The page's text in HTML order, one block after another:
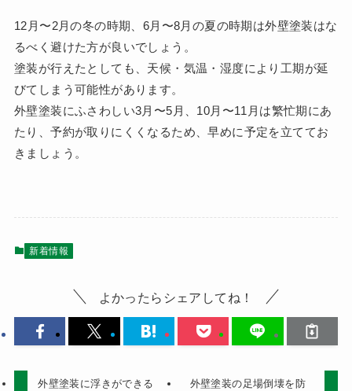
12月〜2月の冬の時期、6月〜8月の夏の時期は外壁塗装はな
るべく避けた方が良いでしょう。
塗装が行えたとしても、天候・気温・湿度により工期が延
びてしまう可能性があります。
外壁塗装にふさわしい3月〜5月、10月〜11月は繁忙期にあ
たり、予約が取りにくくなるため、早めに予定を立ててお
きましょう。
新着情報
よかったらシェアしてね！
外壁塗装に浮きができる
外壁塗装の足場倒壊を防